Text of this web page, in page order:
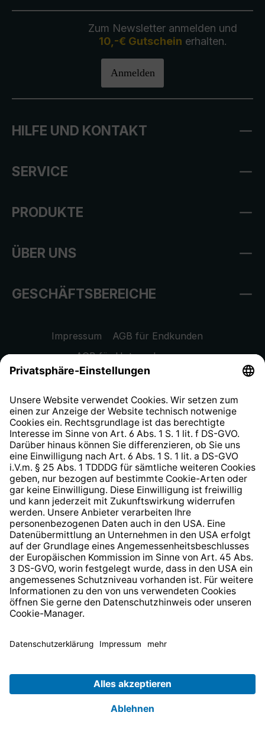
Zum Newsletter anmelden und
10,-€ Gutschein erhalten.
Anmelden
HILFE UND KONTAKT
SERVICE
PRODUKTE
ÜBER UNS
GESCHÄFTSBEREICHE
Impressum
AGB für Endkunden
AGB für Unternehmen
Datenschutzhinweis
Widerrufsrecht
Hinweisgeberschutzsystem
Barrierefreiheit
* Alle Preise inkl. gesetzl. Mehrwertsteuer zzgl.
anders angegeben.
© 2026 TechniSat Digital GmbH
TechniSat ist ein Unternehmen der